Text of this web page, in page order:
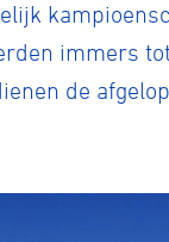
immers
de